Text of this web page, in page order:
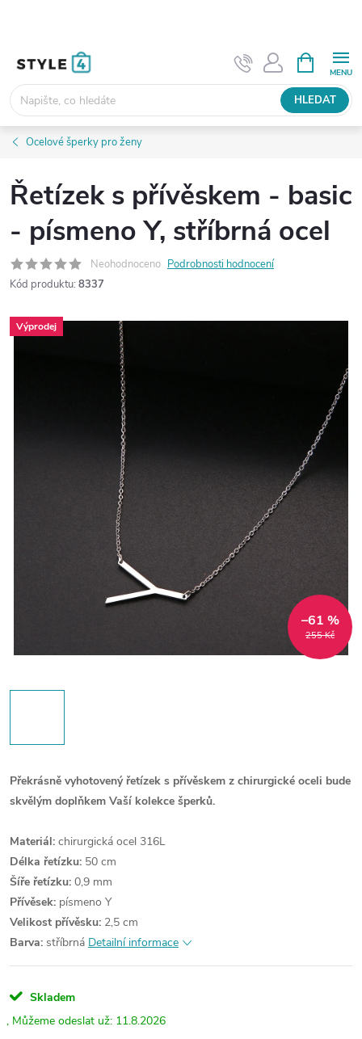
HLEDAT
NÁKUPNÍ
KOŠÍK
Ocelové šperky pro ženy
Řetízek s přívěskem - basic
- písmeno Y, stříbrná ocel
Neohodnoceno Podrobnosti hodnocení
Kód produktu: 8337
Výprodej
255 Kč
–61 %
Překrásně vyhotovený řetízek s přívěskem z chirurgické oceli bude
skvělým doplňkem Vaší kolekce šperků.
Materiál: chirurgická ocel 316L
Délka řetízku: 50 cm
Šíře řetízku: 0,9 mm
Přívěsek: písmeno Y
Velikost přívěsku: 2,5 cm
Barva: stříbrná Detailní informace
Skladem
11.8.2026